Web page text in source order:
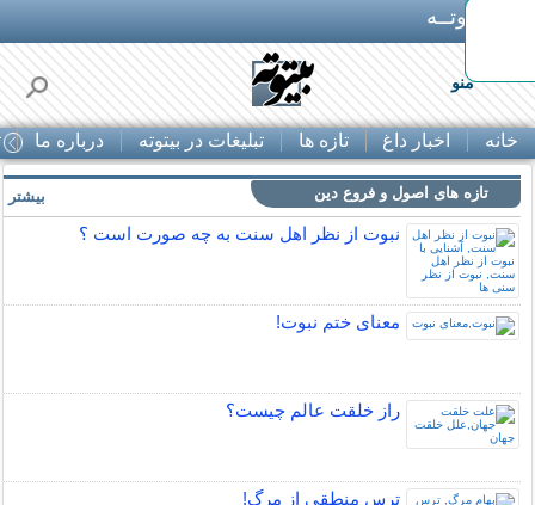
بـیتوتــه
منو
خانه اخبار داغ تازه ها تبلیغات در بیتوته درباره ما
تازه های اصول و فروع دین
نبوت از نظر اهل سنت به چه صورت است ؟
معنای ختم نبوت!
راز خلقت عالم چيست؟
ترس منطقی از مرگ!
بیشتر